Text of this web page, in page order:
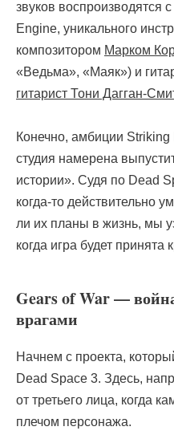
звуков воспроизводятся
Engine, уникального
композитором Марком
«Ведьма», «Маяк») и
гитарист Тони Дагган-
Конечно, амбиции
студия намерена
истории». Судя по Dead
когда-то действительно
ли их планы в жизнь, мы
когда игра будет принята
Gears of War —
врагами
Начнем с проекта,
Dead Space 3. Здесь,
от третьего лица, когда
плечом персонажа.